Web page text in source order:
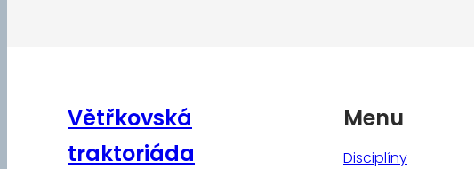
Větřkovská
traktoriáda
Menu
Disciplíny